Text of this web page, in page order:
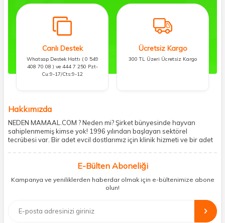
Canlı Destek
Whatsap Destek Hattı ( 0 549
408 70 08 ) ve 444 7 250 Pzt-
Cu:9-17/Cts:9-12
Ücretsiz Kargo
300 TL Üzeri Ücretsiz Kargo
Hakkımızda
NEDEN MAMAAL.COM ? Neden mi? Şirket bünyesinde hayvan
sahiplenmemiş kimse yok! 1996 yılından başlayan sektörel
tecrübesi var. Bir adet evcil dostlarımız için klinik hizmeti ve bir adet
mobil şubesi ile tüketicilerine en hızlı ve güvenilir teslimatı garanti
etmektedir. Havale-EFT ve kredi kartı gibi ödeme seçenekleri ile
müşterilerini ödeme hususunda imkan sağlamıştır. Sosyal
sorumluluğu kesinlikle es geçmeyerek, mamaal.com üzerinden satışı
yapılan her ürün için sokak hayvanlarına aylık ve düzenli olarak
bağış işlemi gerçekleştirmektedir.
E-Bülten Aboneliği
Kampanya ve yeniliklerden haberdar olmak için e-bültenimize abone
olun!